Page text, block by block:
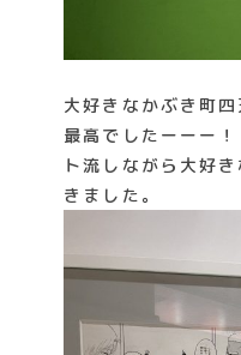
大好きなかぶき町
最高でしたーーー
ト流しながら大好
きました。